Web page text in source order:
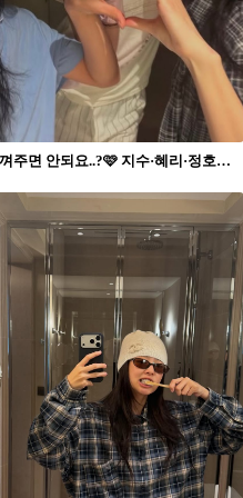
94년생 다 껴주면 안되요..?🩷 지수·혜리·정호연 ‘94즈’👸🏻공주 어깨띠 두른 우정여행. 지수, 혜리, 정호연이 함께한 여행 사진을 공개했습니다. 차량 뒷좌석에서 잠든 모습, 공주 귀걸이와 ‘해피 버스데이’ 어깨띠, 체크 셔츠를 맞춰 입은 단체샷까지 꾸밈없는 일상이 담겼습니다. 세 사람은 1994년생 동갑내기 절친입니다.(지수는 95년 1월생) 가요·연기·모델로 분야는 제각각이지만 또래 친분으로 오래 우정을 이어온 ‘94즈’ 조합입니다. 사진을 본 혜리는 댓글로 “행복했다, 또 가자”라며 애정을 드러냈습니다.